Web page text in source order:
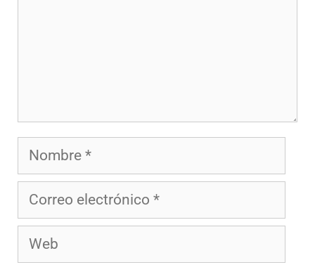
Nombre
Correo
electrónico
Web